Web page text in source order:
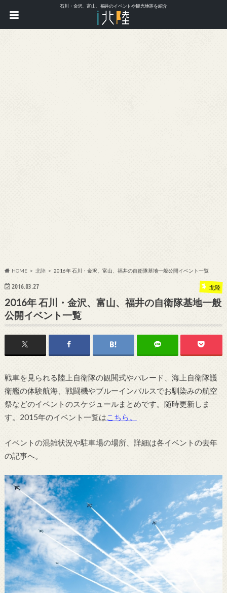
石川・金沢、富山、福井のイベントや観光地等を紹介
HOME 北陸 2016年 石川・金沢、富山、福井の自衛隊基地一般公開イベント一覧
2016.03.27 北陸
2016年 石川・金沢、富山、福井の自衛隊基地一般
公開イベント一覧
戦車を見られる陸上自衛隊の観閲式やパレード、海上自衛隊護
衛艦の体験航海、戦闘機やブルーインパルスでお馴染みの航空
祭などのイベントのスケジュールまとめです。随時更新しま
す。2015年のイベント一覧はこちら。
イベントの混雑状況や駐車場の場所、詳細は各イベントの去年
の記事へ。